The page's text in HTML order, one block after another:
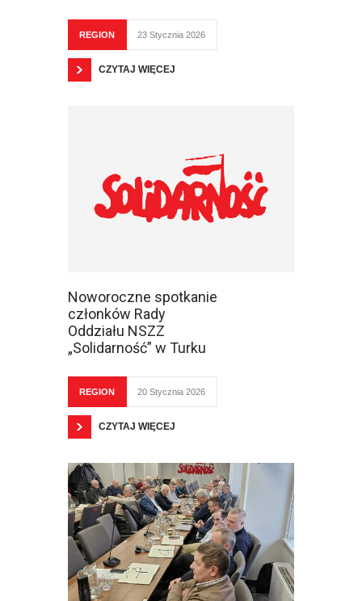
REGION 23 Stycznia 2026
CZYTAJ WIĘCEJ
Noworoczne spotkanie
członków Rady
Oddziału NSZZ
„Solidarność” w Turku
REGION 20 Stycznia 2026
CZYTAJ WIĘCEJ